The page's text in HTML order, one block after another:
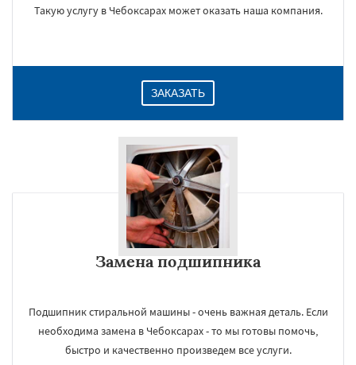
Такую услугу в Чебоксарах может оказать наша компания.
ЗАКАЗАТЬ
Замена подшипника
Подшипник стиральной машины - очень важная деталь. Если
необходима замена в Чебоксарах - то мы готовы помочь,
быстро и качественно произведем все услуги.